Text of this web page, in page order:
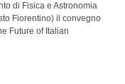
di Fisica e Astronomia
Fiorentino) il convegno
Future of Italian